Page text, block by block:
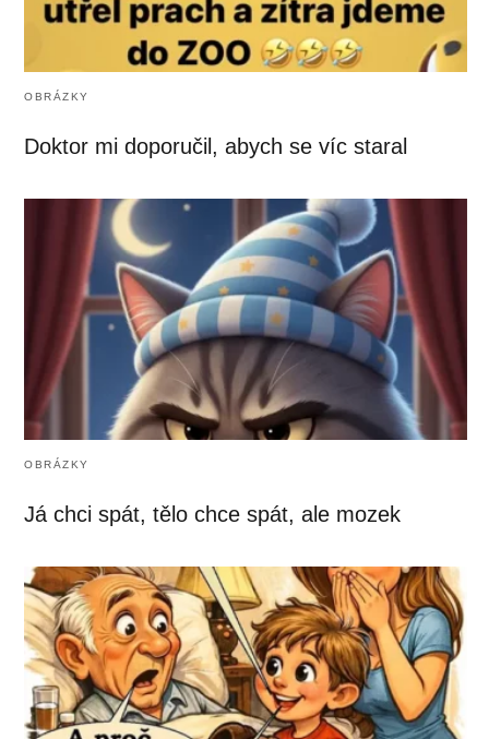
OBRÁZKY
Doktor mi doporučil, abych se víc staral
OBRÁZKY
Já chci spát, tělo chce spát, ale mozek